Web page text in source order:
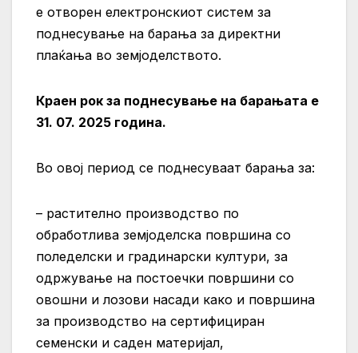
е отворен електронскиот систем за
поднесување на барања за директни
плаќања во земјоделството.
Краен рок за поднесување на барањата е
31. 07. 2025 година.
Во овој период се поднесуваат барања за:
– растително производство по
обработлива земјоделска површина со
поледелски и градинарски култури, за
одржување на постоечки површини со
овошни и лозови насади како и површина
за производство на сертифициран
семенски и саден материјал,